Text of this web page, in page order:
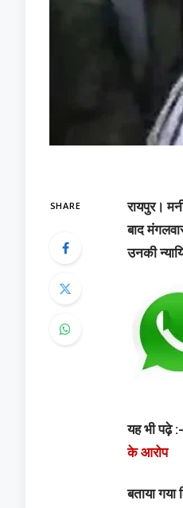
SHARE
रायपुर।
बाद
उनकी
यह भी पढ़े
के आरोप
बताया